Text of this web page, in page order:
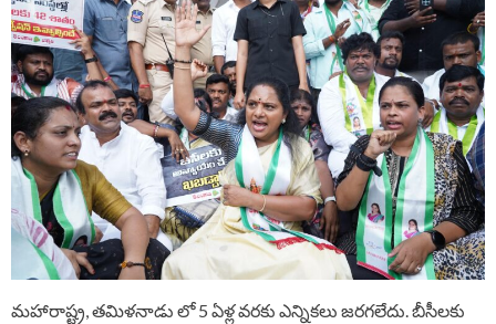
మహారాష్ట్ర, తమిళనాడు లో 5 ఏళ్ల వరకు ఎన్నికలు జరగలేదు. బీసీలకు